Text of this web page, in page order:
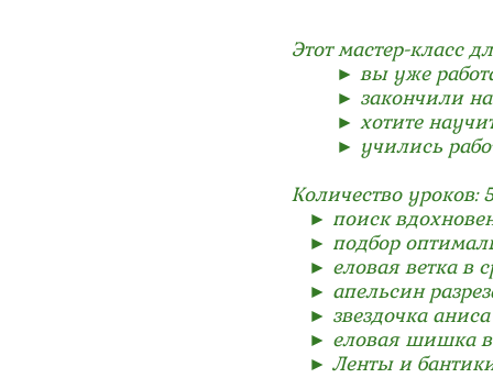
Этот мастер-класс
► вы уже
► закончили
► хотите
► учились
Количество уроков:
► поиск
► подбор
► еловая ветка в
► апельсин
► звездочка
► еловая шишка в
► Ленты и